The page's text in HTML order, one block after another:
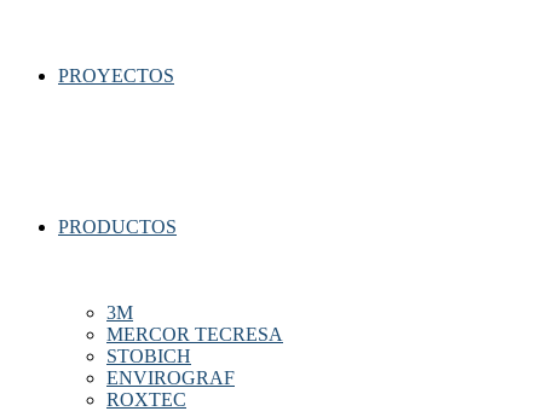
PROYECTOS
PRODUCTOS
3M
MERCOR TECRESA
STOBICH
ENVIROGRAF
ROXTEC